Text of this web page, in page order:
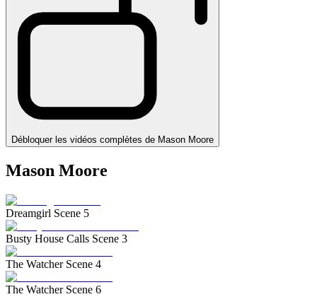
Débloquer les vidéos complètes de Mason Moore
Mason Moore
Dreamgirl Scene 5
Busty House Calls Scene 3
The Watcher Scene 4
The Watcher Scene 6